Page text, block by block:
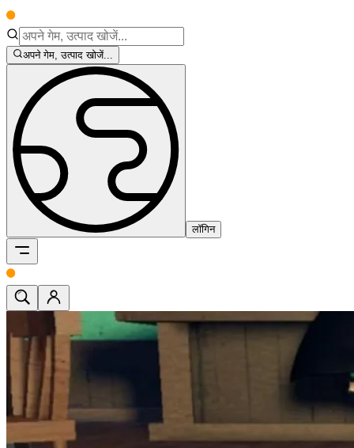
अपने गेम, उत्पाद खोजें...
लॉगिन